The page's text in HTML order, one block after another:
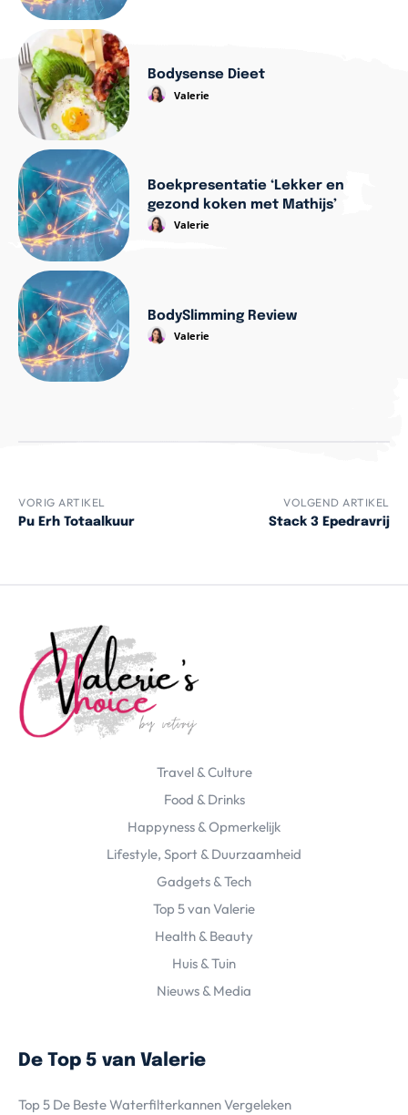
Bodysense Dieet
Valerie
Boekpresentatie ‘Lekker en
gezond koken met Mathijs’
Valerie
BodySlimming Review
Valerie
VORIG ARTIKEL
Pu Erh Totaalkuur
VOLGEND ARTIKEL
Stack 3 Epedravrij
Travel & Culture
Food & Drinks
Happyness & Opmerkelijk
Lifestyle, Sport & Duurzaamheid
Gadgets & Tech
Top 5 van Valerie
Health & Beauty
Huis & Tuin
Nieuws & Media
De Top 5 van Valerie
Top 5 De Beste Waterfilterkannen Vergeleken